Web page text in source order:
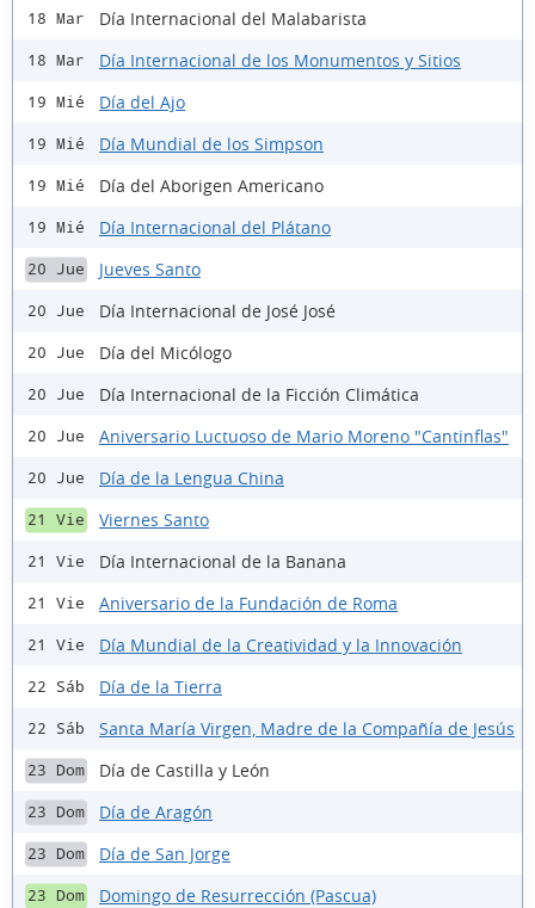
18 Mar Día Internacional del Malabarista
18 Mar Día Internacional de los Monumentos y Sitios
19 Mié Día del Ajo
19 Mié Día Mundial de los Simpson
19 Mié Día del Aborigen Americano
19 Mié Día Internacional del Plátano
20 Jue Jueves Santo
20 Jue Día Internacional de José José
20 Jue Día del Micólogo
20 Jue Día Internacional de la Ficción Climática
20 Jue Aniversario Luctuoso de Mario Moreno "Cantinflas"
20 Jue Día de la Lengua China
21 Vie Viernes Santo
21 Vie Día Internacional de la Banana
21 Vie Aniversario de la Fundación de Roma
21 Vie Día Mundial de la Creatividad y la Innovación
22 Sáb Día de la Tierra
22 Sáb Santa María Virgen, Madre de la Compañía de Jesús
23 Dom Día de Castilla y León
23 Dom Día de Aragón
23 Dom Día de San Jorge
23 Dom Domingo de Resurrección (Pascua)